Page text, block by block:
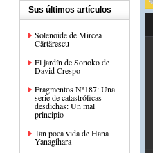
Sus últimos artículos
Solenoide de Mircea
Cărtărescu
El jardín de Sonoko de
David Crespo
Fragmentos Nº187: Una
serie de catastróficas
desdichas: Un mal
principio
Tan poca vida de Hana
Yanagihara